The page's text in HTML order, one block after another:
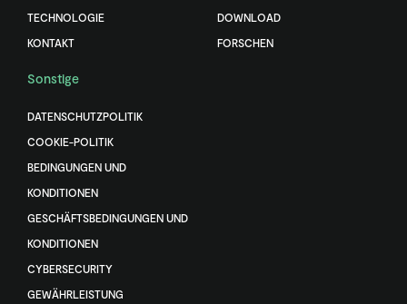
TECHNOLOGIE
KONTAKT
DOWNLOAD
FORSCHEN
Sonstige
DATENSCHUTZPOLITIK
COOKIE-POLITIK
BEDINGUNGEN UND
KONDITIONEN
GESCHÄFTSBEDINGUNGEN UND
KONDITIONEN
CYBERSECURITY
GEWÄHRLEISTUNG